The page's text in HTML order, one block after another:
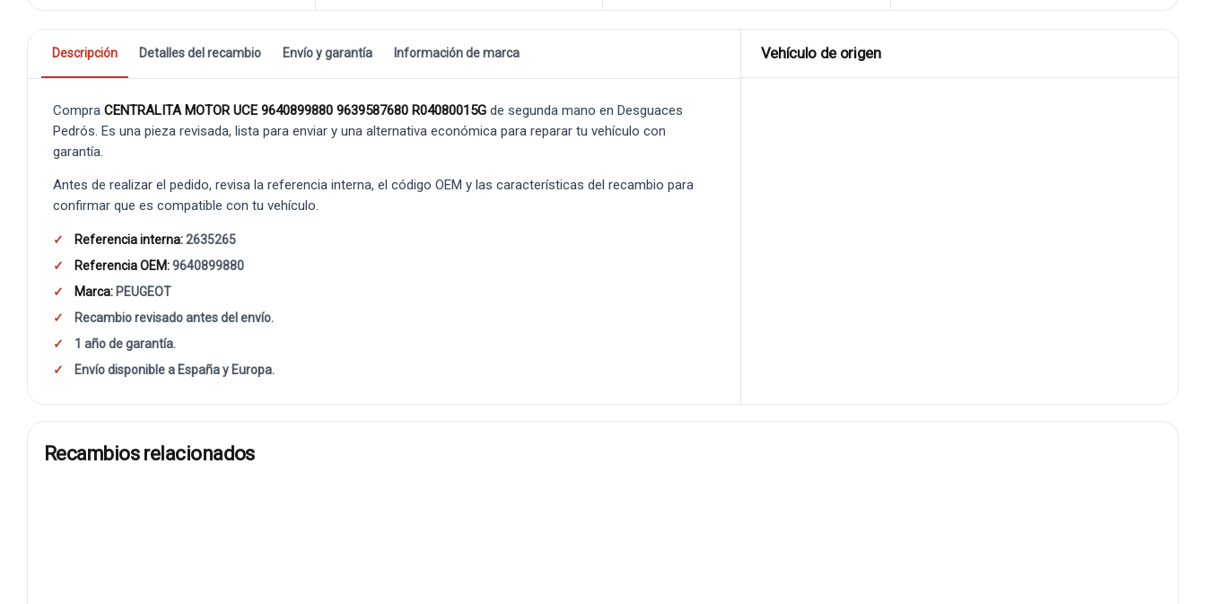
Descripción Detalles del recambio Envío y garantía Información de marca
Compra CENTRALITA MOTOR UCE 9640899880 9639587680 R04080015G de segunda mano en Desguaces
Pedrós. Es una pieza revisada, lista para enviar y una alternativa económica para reparar tu vehículo con
garantía.
Antes de realizar el pedido, revisa la referencia interna, el código OEM y las características del recambio para
confirmar que es compatible con tu vehículo.
Referencia interna:2635265
Referencia OEM:9640899880
Marca: PEUGEOT
Recambio revisado antes del envío.
1 año de garantía.
Envío disponible a España y Europa.
Vehículo de origen
Recambios relacionados